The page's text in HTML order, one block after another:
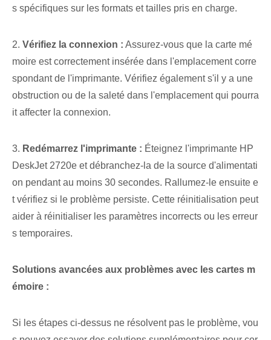
s spécifiques sur les formats et tailles pris en charge.
2. Vérifiez la connexion : Assurez-vous que la carte mé
moire est correctement insérée dans l'emplacement corre
spondant de l'imprimante. Vérifiez également s'il y a une
obstruction ou de la saleté dans l'emplacement qui pourra
it affecter la connexion.
3. Redémarrez l'imprimante : Éteignez l'imprimante HP
DeskJet 2720e et débranchez-la de la source d'alimentati
on pendant au moins 30 secondes. Rallumez-le ensuite e
t vérifiez si le problème persiste. Cette réinitialisation peut
aider à réinitialiser les paramètres incorrects ou les erreur
s temporaires.
Solutions avancées aux problèmes avec les ⁢cartes m
émoire :
Si les étapes ci-dessus ne résolvent pas le problème, vou